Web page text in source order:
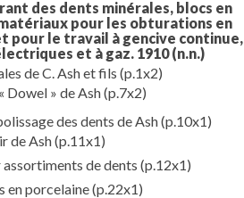
des dents minérales, blocs en
pour les obturations en
pour le travail à gencive
et à gaz. 1910(n.n.)
de C. Ash et fils (p.1x2)
Dowel » de Ash(p.7x2)
des dents de Ash(p.10x1)
de Ash(p.11x1)
de dents (p.12x1)
en porcelaine(p.22x1)